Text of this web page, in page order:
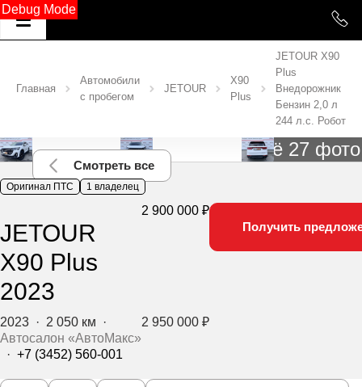
Debug Mode
Главная
Автомобили
с пробегом
JETOUR
X90
Plus
JETOUR X90
Plus
Внедорожник
Бензин 2,0 л
244 л.с. Робот
Ещё 27 фото
Смотреть все
Оригинал ПТС 1 владелец
JETOUR
X90 Plus
2023
2 900 000 ₽
2023 · 2 050 км ·
Автосалон «АвтоМакс»
· +7 (3452) 560-001
2 950 000 ₽
Получить